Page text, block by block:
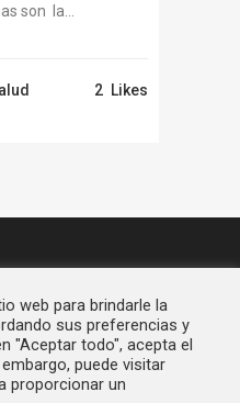
son la...
2 Likes
web para brindarle la
sus preferencias y
"Aceptar todo", acepta el
puede visitar
proporcionar un